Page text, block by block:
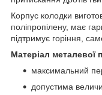
Корпус колодки
поліпропілену, має
підтримує горіння,
Матеріал металевої
максимальний
допустима